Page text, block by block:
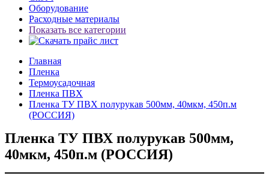
Оборудование
Расходные материалы
Показать все категории
Главная
Пленка
Термоусадочная
Пленка ПВХ
Пленка ТУ ПВХ полурукав 500мм, 40мкм, 450п.м
(РОССИЯ)
Пленка ТУ ПВХ полурукав 500мм,
40мкм, 450п.м (РОССИЯ)